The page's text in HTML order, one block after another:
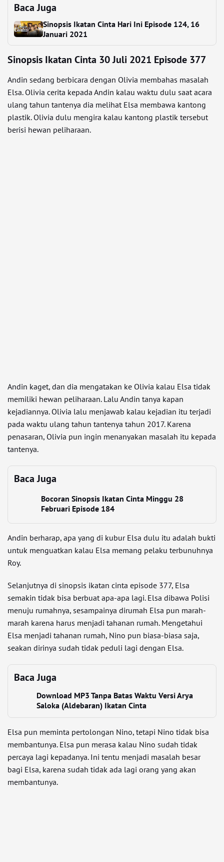
Baca Juga
Sinopsis Ikatan Cinta Hari Ini Episode 124, 16
Januari 2021
Sinopsis Ikatan Cinta 30 Juli 2021 Episode 377
Andin sedang berbicara dengan Olivia membahas masalah
Elsa. Olivia cerita kepada Andin kalau waktu dulu saat acara
ulang tahun tantenya dia melihat Elsa membawa kantong
plastik. Olivia dulu mengira kalau kantong plastik tersebut
berisi hewan peliharaan.
Andin kaget, dan dia mengatakan ke Olivia kalau Elsa tidak
memiliki hewan peliharaan. Lalu Andin tanya kapan
kejadiannya. Olivia lalu menjawab kalau kejadian itu terjadi
pada waktu ulang tahun tantenya tahun 2017. Karena
penasaran, Olivia pun ingin menanyakan masalah itu kepada
tantenya.
Baca Juga
Bocoran Sinopsis Ikatan Cinta Minggu 28
Februari Episode 184
Andin berharap, apa yang di kubur Elsa dulu itu adalah bukti
untuk menguatkan kalau Elsa memang pelaku terbunuhnya
Roy.
Selanjutnya di sinopsis ikatan cinta episode 377, Elsa
semakin tidak bisa berbuat apa-apa lagi. Elsa dibawa Polisi
menuju rumahnya, sesampainya dirumah Elsa pun marah-
marah karena harus menjadi tahanan rumah. Mengetahui
Elsa menjadi tahanan rumah, Nino pun biasa-biasa saja,
seakan dirinya sudah tidak peduli lagi dengan Elsa.
Baca Juga
Download MP3 Tanpa Batas Waktu Versi Arya
Saloka (Aldebaran) Ikatan Cinta
Elsa pun meminta pertolongan Nino, tetapi Nino tidak bisa
membantunya. Elsa pun merasa kalau Nino sudah tidak
percaya lagi kepadanya. Ini tentu menjadi masalah besar
bagi Elsa, karena sudah tidak ada lagi orang yang akan
membantunya.